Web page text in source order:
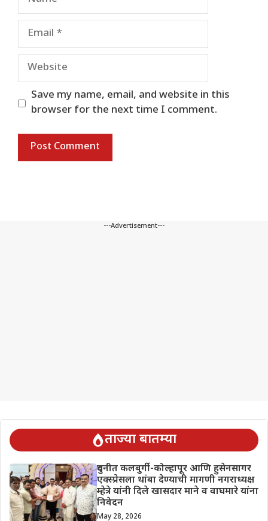
Email
Website
Save my name, email, and website in this
browser for the next time I comment.
---Advertisement---
ताज्या बातम्या
दुधनीत कलबुर्गी-कोल्हापूर आणि हुसेनसागर
एक्स्प्रेसला थांबा देण्याची मागणी नगराध्यक्ष
म्हेत्रे यांनी दिले खासदार माने व वाघमारे यांना
निवेदन
May 28, 2026